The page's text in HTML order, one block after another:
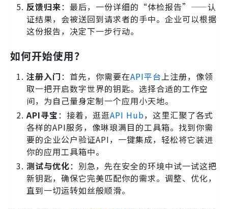
反馈归来：最后，一份详细的“体检报告”——认
证结果，会被送回到请求者的手中。企业可以根据
这份报告，决定下一步行动。
如何开始使用？
注册入门：首先，你需要在API平台上注册，像领
取一把开启数字世界的钥匙。选择合适的工作空
间，为自己量身定制一个应用小天地。
API寻宝：接着，逛逛API Hub，这里汇聚了各式
各样的API服务，像琳琅满目的工具箱。找到你需
要的企业公户验证API，一键集成，轻松将它装进
你的应用工具箱中。
测试与优化：别急，先在安全的环境中试一试这把
新钥匙，确保它完美匹配你的需求。调整、优化，
直到一切运转如丝般顺滑。